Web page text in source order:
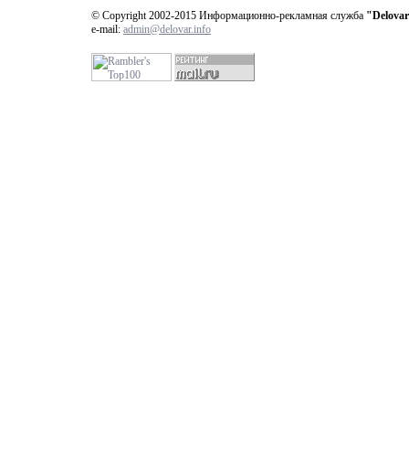
© Copyright 2002-2015 Информационно-рекламная служба
e-mail: admin@delovar.info